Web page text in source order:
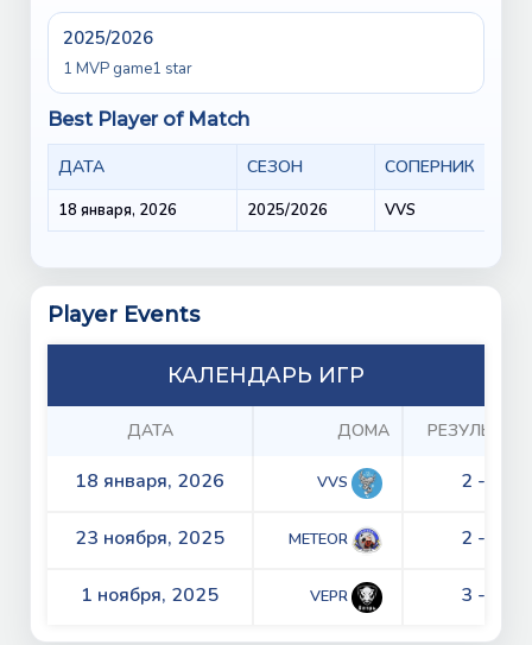
2025/2026
1 MVP game1 star
Best Player of Match
ДАТА СЕЗОН СОПЕРНИК
18 января, 2026 2025/2026 VVS
Player Events
КАЛЕНДАРЬ ИГР
ДАТА ДОМА
18 января, 2026 VVS 2 - 5
23 ноября, 2025 METEOR 2 - 0
1 ноября, 2025 VEPR 3 - 1